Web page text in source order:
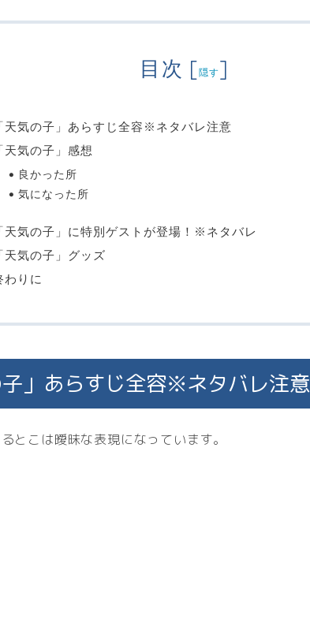
目次 [隠す]
「天気の子」あらすじ全容※ネタバレ注意
「天気の子」感想
良かった所
気になった所
「天気の子」に特別ゲストが登場！※ネタバレ
「天気の子」グッズ
わりに
子」あらすじ全容※ネタバレ注意
とこは曖昧な表現になっています。